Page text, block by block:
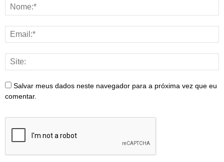
Salvar meus dados neste navegador para a próxima vez que eu
comentar.